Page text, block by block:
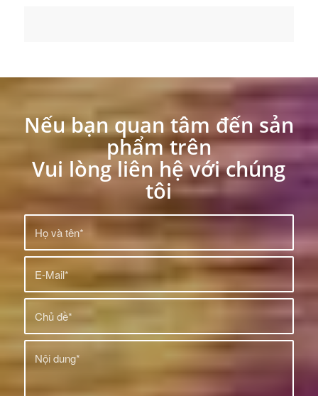
Nếu bạn quan tâm đến sản
phẩm trên
Vui lòng liên hệ với chúng
tôi